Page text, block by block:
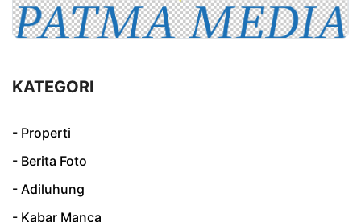
KATEGORI
- Properti
- Berita Foto
- Adiluhung
- Kabar Manca